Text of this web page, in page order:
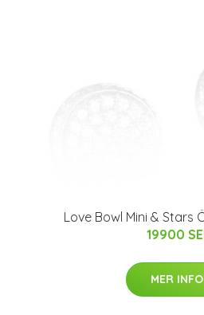
Love Bowl Mini & Stars
19900
MER